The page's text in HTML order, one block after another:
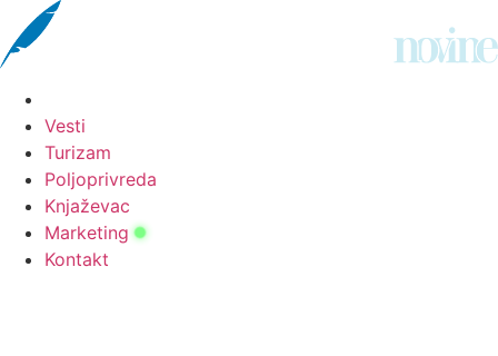
Скочите
на
садржај
Vesti
Turizam
Poljoprivreda
Knjaževac
Marketing
Kontakt